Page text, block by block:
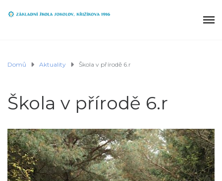
Domů Aktuality Škola v přírodě 6.r
Škola v přírodě 6.r